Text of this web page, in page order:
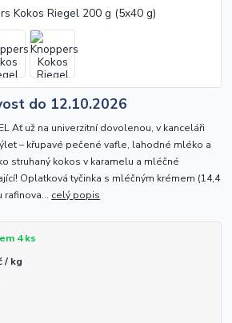
do 12.10.2026
Ať už na univerzitní dovolenou, v kanceláři
– křupavé pečené vafle, lahodné mléko a
struhaný kokos v karamelu a mléčné
Oplatková tyčinka s mléčným krémem (14,4
rafinova... celý popis
4 ks
/ kg